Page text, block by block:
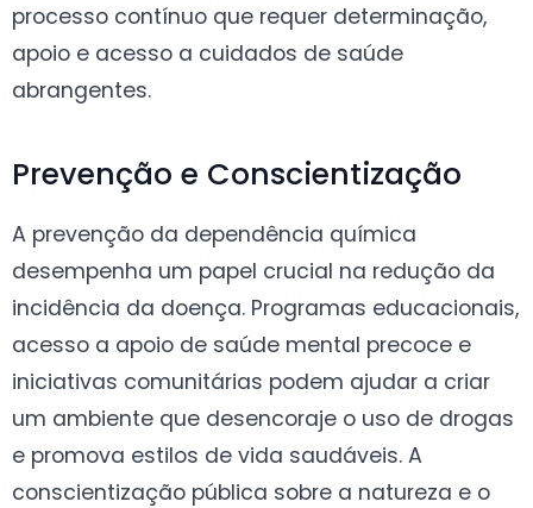
processo contínuo que requer determinação,
apoio e acesso a cuidados de saúde
abrangentes.
Prevenção e Conscientização
A prevenção da dependência química
desempenha um papel crucial na redução da
incidência da doença. Programas educacionais,
acesso a apoio de saúde mental precoce e
iniciativas comunitárias podem ajudar a criar
um ambiente que desencoraje o uso de drogas
e promova estilos de vida saudáveis. A
conscientização pública sobre a natureza e o